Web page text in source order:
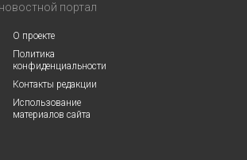
портал
О проекте
Политика
конфиденциальности
Контакты редакции
Использование
материалов сайта